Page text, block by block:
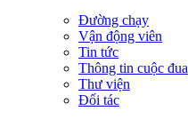
Đường chạy
Vận động viên
Tin tức
Thông tin cuộc đua
Thư viện
Đối tác